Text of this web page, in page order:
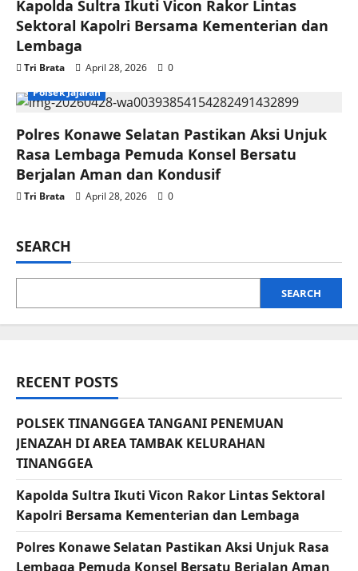
Kapolda Sultra Ikuti Vicon Rakor Lintas
Sektoral Kapolri Bersama Kementerian dan
Lembaga
Tri Brata April 28, 2026
0
Polsek Jajaran
Polres Konawe Selatan Pastikan Aksi Unjuk
Rasa Lembaga Pemuda Konsel Bersatu
Berjalan Aman dan Kondusif
Tri Brata April 28, 2026 0
SEARCH
SEARCH
RECENT POSTS
POLSEK TINANGGEA TANGANI PENEMUAN
JENAZAH DI AREA TAMBAK KELURAHAN
TINANGGEA
Kapolda Sultra Ikuti Vicon Rakor Lintas Sektoral
Kapolri Bersama Kementerian dan Lembaga
Polres Konawe Selatan Pastikan Aksi Unjuk Rasa
Lembaga Pemuda Konsel Bersatu Berjalan Aman